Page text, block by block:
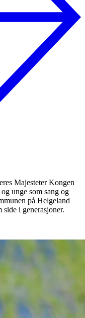
Majesteter Kongen
unge som sang og
på Helgeland
i generasjoner.